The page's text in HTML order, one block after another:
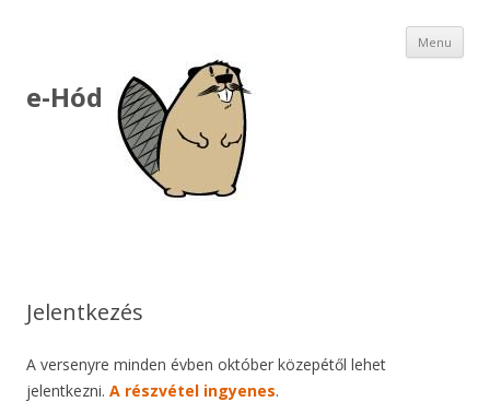
e-Hód
Menu
Jelentkezés
A versenyre minden évben október közepétől lehet
jelentkezni. A részvétel ingyenes.